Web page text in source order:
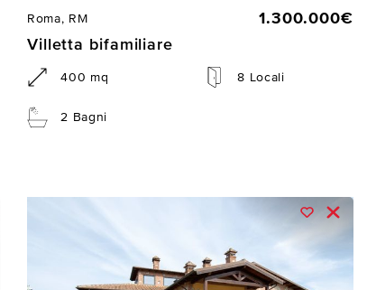
Roma, RM
1.300.000€
Villetta bifamiliare
400 mq 8 Locali
2 Bagni